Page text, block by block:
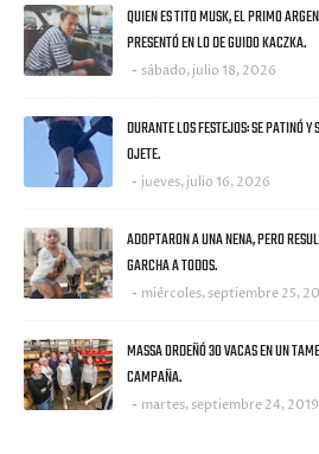
QUIEN ES TITO MUSK, EL PRIMO
PRESENTÓ EN LO DE GUIDO KACZKA.
sábado, julio 18, 2026
DURANTE LOS FESTEJOS: SE PATINÓ
OJETE.
jueves, julio 16, 2026
ADOPTARON A UNA NENA, PERO
GARCHA A TODOS.
miércoles, septiembre 25,
MASSA ORDEÑÓ 30 VACAS EN UN
CAMPAÑA.
martes, septiembre 24, 2019